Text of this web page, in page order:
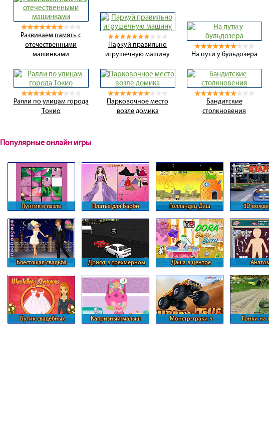
Развиваем память с
отечественными
машинками
Паркуй правильно
игрушечную машину
На пути у бульдозера
Ралли по улицам города
Токио
Парковочное место
возле домика
Бандитские
столкновения
Популярные онлайн игры
Лунтик в пазле Платье для Барби Голландец Даш
3D
Блестящая свадьба
Дрифт в трехмерном
Даша в центре
Бутик свадебных
Капризный малыш
Монстр-траки в
Гонки на